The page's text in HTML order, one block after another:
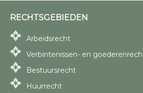
RECHTSGEBIEDEN
Arbeidsrecht
Verbintenissen- en
Bestuursrecht
Huurrecht